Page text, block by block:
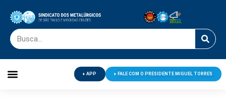
APP FALE COM O PRESIDENTE MIGUEL TORRES